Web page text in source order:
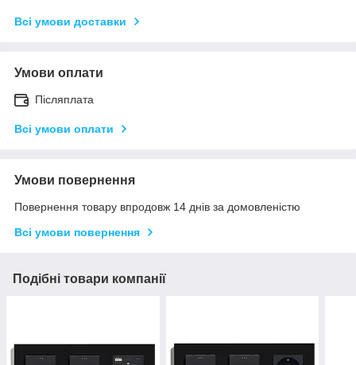
Всі умови доставки
Умови оплати
Післяплата
Всі умови оплати
Умови повернення
Повернення товару впродовж 14 днів за домовленістю
Всі умови повернення
Подібні товари компанії